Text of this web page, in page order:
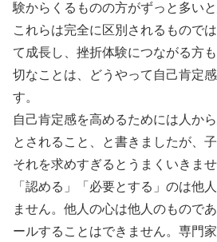
験からくるものの方がずっと多い
これらは完全に区別されるもので
て成長し、挫折体験につながる方
切なことは、どうやって自己肯定
す。
自己肯定感を高めるためには人か
とされること、と書きましたが、
それを求めすぎるとうまくいきま
「認める」「必要とする」のは他
ません。他人の心は他人のもので
ールすることはできません。専門